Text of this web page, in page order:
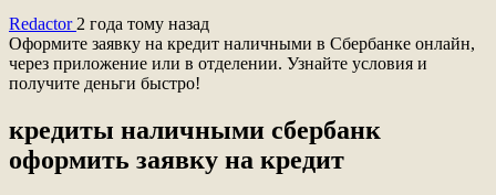
Redactor 2 года тому назад
Оформите заявку на кредит наличными в Сбербанке онлайн,
через приложение или в отделении. Узнайте условия и
получите деньги быстро!
кредиты наличными сбербанк
оформить заявку на кредит